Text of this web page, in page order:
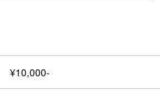
¥10,000-